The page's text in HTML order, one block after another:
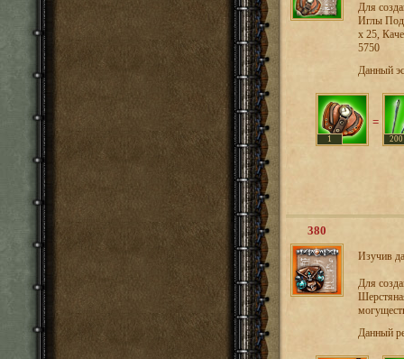
Для
Иглы
x 25,
5750
Данный
1
=
200
380
Изучив
Для
Данный